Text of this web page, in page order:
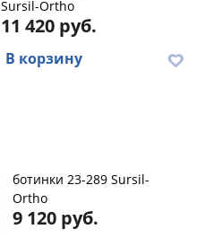
Sursil-Ortho
11 420 руб.
В корзину
ботинки 23-289 Sursil-
Ortho
9 120 руб.